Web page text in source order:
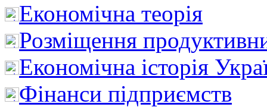
Економічна теорія
Розміщення
Економічна історія
Фінанси підприємств